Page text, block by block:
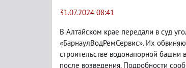
31.07.2024 08:41
В Алтайском крае передали в суд
«БарнаулВодРемСервис». Их
строительстве водонапорной башни
после возведения. Подробности